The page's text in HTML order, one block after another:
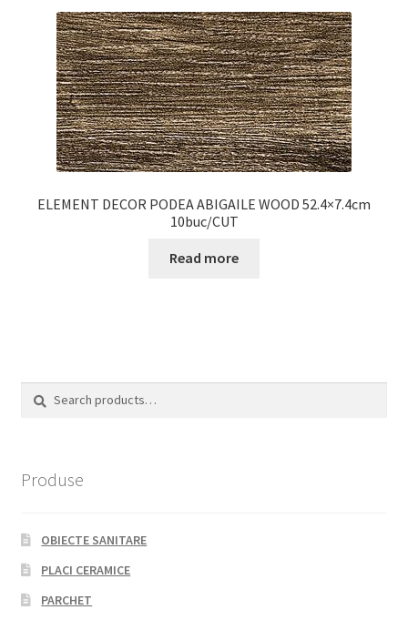
ELEMENT DECOR PODEA ABIGAILE WOOD 52.4×7.4cm
10buc/CUT
Read more
Search
Search
Produse
OBIECTE SANITARE
PLACI CERAMICE
PARCHET